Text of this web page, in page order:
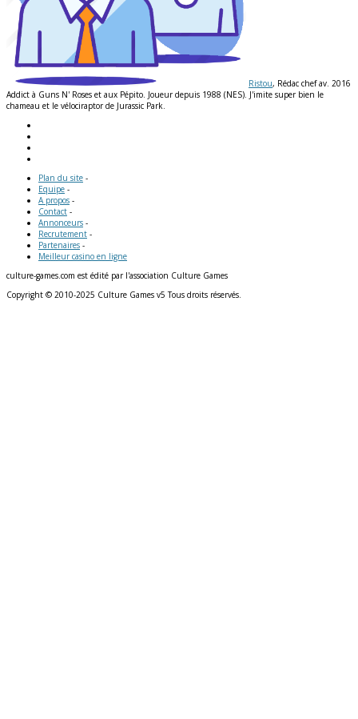
Ristou, Rédac chef av. 2016
Addict à Guns N' Roses et aux Pépito. Joueur depuis 1988 (NES). J'imite super bien le
chameau et le vélociraptor de Jurassic Park.
Plan du site -
Equipe -
A propos -
Contact -
Annonceurs -
Recrutement -
Partenaires -
Meilleur casino en ligne
culture-games.com est édité par l'association Culture Games
Copyright © 2010-2025 Culture Games v5 Tous droits réservés.